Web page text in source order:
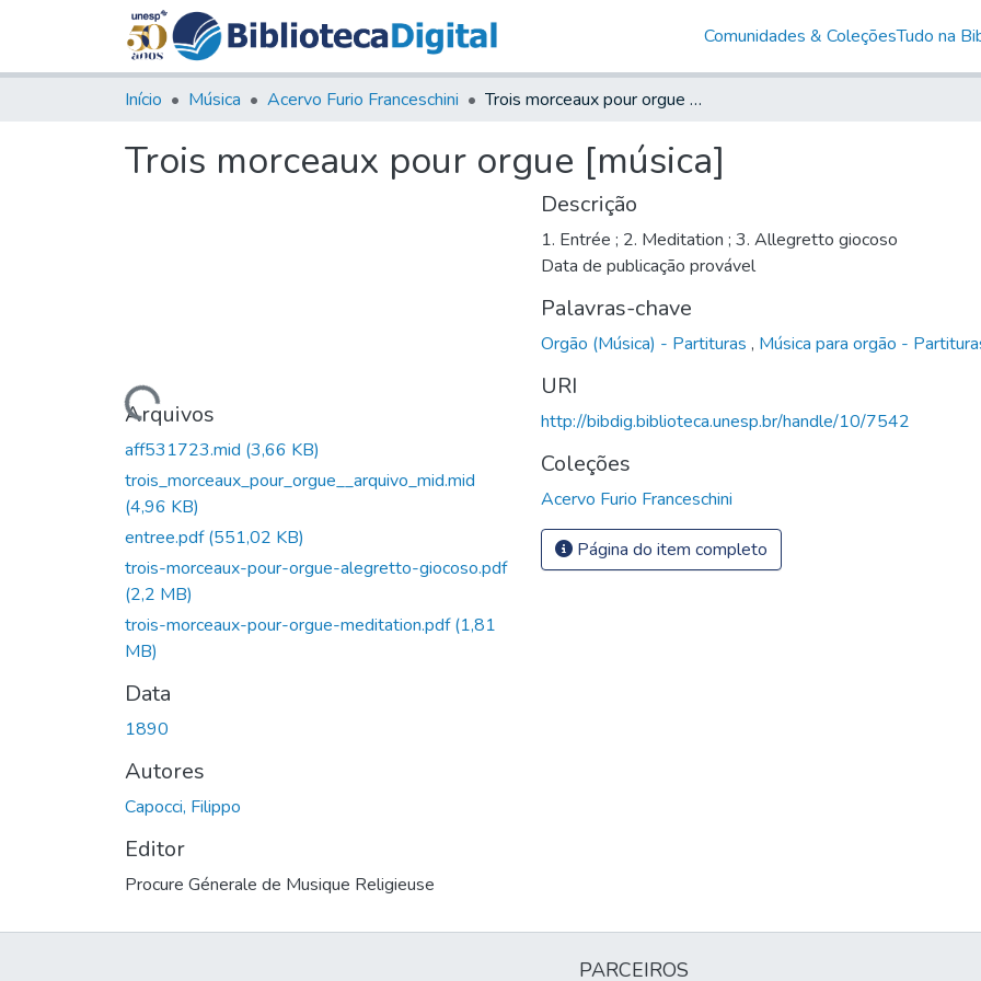
Comunidades & ColeçõesTudo na
Início Música Acervo Furio Franceschini Trois morceaux pour orgue [música]
Trois morceaux pour orgue [música]
Carregando...
Arquivos
aff531723.mid (3,66 KB)
trois_morceaux_pour_orgue__arquivo_mid.mid
(4,96 KB)
entree.pdf(551,02 KB)
trois-morceaux-pour-orgue-alegretto-giocoso.pdf
(2,2 MB)
trois-morceaux-pour-orgue-meditation.pdf(1,81
MB)
Data
1890
Autores
Capocci, Filippo
Editor
Procure Génerale de Musique Religieuse
Descrição
1. Entrée ; 2. Meditation ; 3. Allegretto giocoso
Data de publicação provável
Palavras-chave
Orgão (Música) - Partituras , Música para orgão -
URI
http://bibdig.biblioteca.unesp.br/handle/10/7542
Coleções
Acervo Furio Franceschini
Página do item completo
PARCEIROS